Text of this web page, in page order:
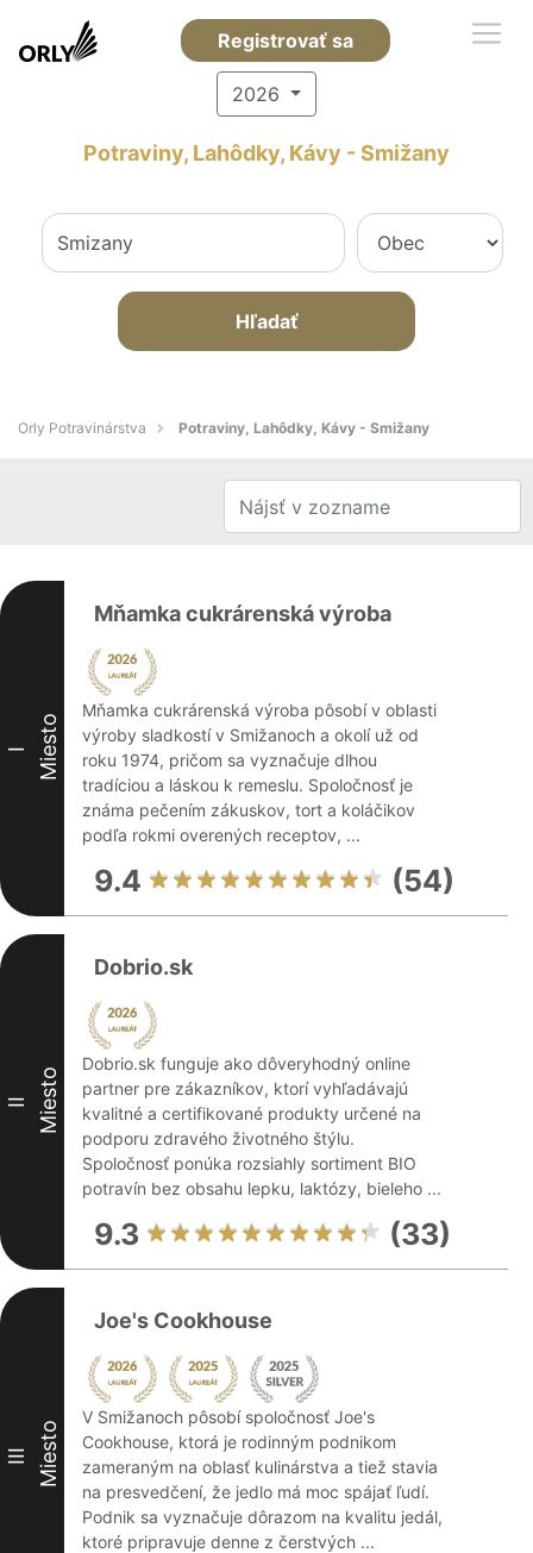
Registrovať sa
2026
Potraviny, Lahôdky, Kávy - Smižany
Hľadať
Orly Potravinárstva Potraviny, Lahôdky, Kávy - Smižany
I Miesto
Mňamka cukrárenská výroba
Mňamka cukrárenská výroba pôsobí v oblasti
výroby sladkostí v Smižanoch a okolí už od
roku 1974, pričom sa vyznačuje dlhou
tradíciou a láskou k remeslu. Spoločnosť je
známa pečením zákuskov, tort a koláčikov
podľa rokmi overených receptov, ...
9.4 (54)
II Miesto
Dobrio.sk
Dobrio.sk funguje ako dôveryhodný online
partner pre zákazníkov, ktorí vyhľadávajú
kvalitné a certifikované produkty určené na
podporu zdravého životného štýlu.
Spoločnosť ponúka rozsiahly sortiment BIO
potravín bez obsahu lepku, laktózy, bieleho ...
9.3 (33)
III Miesto
Joe's Cookhouse
V Smižanoch pôsobí spoločnosť Joe's
Cookhouse, ktorá je rodinným podnikom
zameraným na oblasť kulinárstva a tiež stavia
na presvedčení, že jedlo má moc spájať ľudí.
Podnik sa vyznačuje dôrazom na kvalitu jedál,
ktoré pripravuje denne z čerstvých ...